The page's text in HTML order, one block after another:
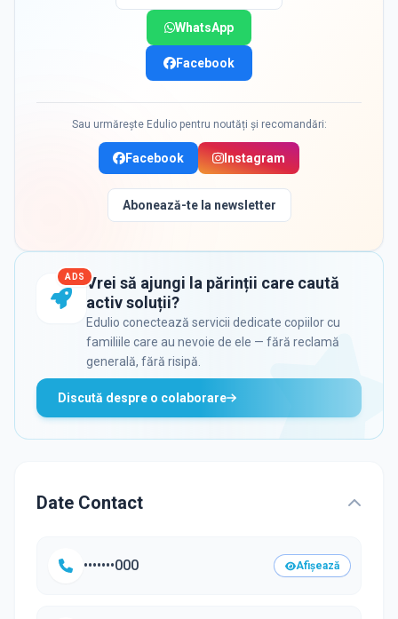
WhatsApp
Facebook
Sau urmărește Edulio pentru noutăți și recomandări:
Facebook Instagram
Abonează-te la newsletter
ADS Vrei să ajungi la părinții care caută
activ soluții?
Edulio conectează servicii dedicate copiilor cu
familiile care au nevoie de ele — fără reclamă
generală, fără risipă.
Discută despre o colaborare
Date Contact
•••••••000 Afișează